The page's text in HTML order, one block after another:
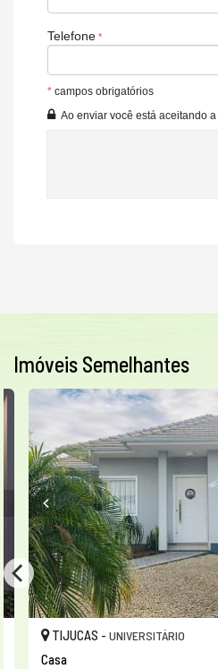
Telefone
* campos obrigatórios
Ao enviar você está aceitando a
Imóveis Semelhantes
TIJUCAS - UNIVERSITÁRIO
Casa